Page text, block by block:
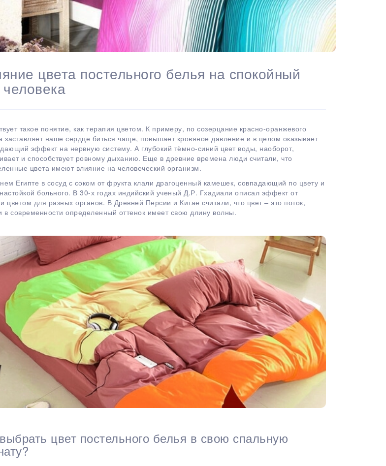
цвета постельного белья на спокойный
такое понятие, как терапия цветом. К примеру, по созерцание красно-оранжевого
заставляет наше сердце биться чаще, повышает кровяное давление и в целом оказывает
эффект на нервную систему. А глубокий тёмно-синий цвет воды, наоборот,
и способствует ровному дыханию. Еще в древние времена люди считали, что
цвета имеют влияние на человеческий организм.
Египте в сосуд с соком от фрукта клали драгоценный камешек, совпадающий по цвету и
больного. В 30-х годах индийский ученый Д.Р. Гхадиали описал эффект от
цветом для разных органов. В Древней Персии и Китае считали, что цвет – это поток,
в современности определенный оттенок имеет свою длину волны.
цвет постельного белья в свою спальную